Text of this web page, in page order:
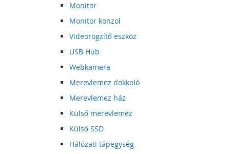
Monitor
Monitor konzol
Videorögzítő eszköz
USB Hub
Webkamera
Merevlemez dokkoló
Merevlemez ház
Külső merevlemez
Külső SSD
Hálózati tápegység